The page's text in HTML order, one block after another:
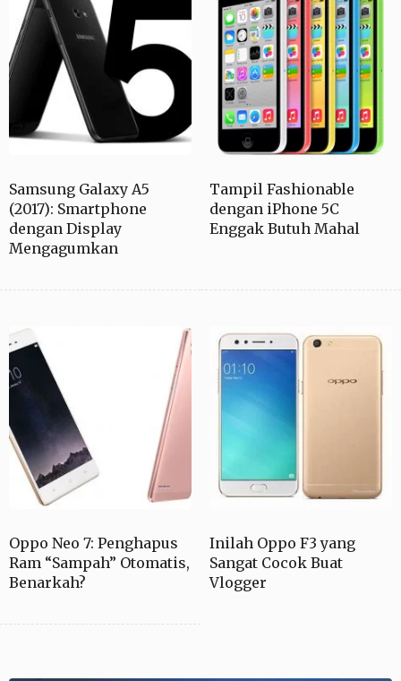
Samsung Galaxy A5
(2017): Smartphone
dengan Display
Mengagumkan
Tampil Fashionable
dengan iPhone 5C
Enggak Butuh Mahal
Oppo Neo 7: Penghapus
Ram “Sampah” Otomatis,
Benarkah?
Inilah Oppo F3 yang
Sangat Cocok Buat
Vlogger